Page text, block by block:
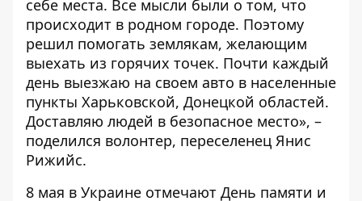
себе места. Все мысли были о том, что
происходит в родном городе. Поэтому
решил помогать землякам, желающим
выехать из горячих точек. Почти каждый
день выезжаю на своем авто в населенные
пункты Харьковской, Донецкой областей.
Доставляю людей в безопасное место», –
поделился волонтер, переселенец Янис
Рижийс.
8 мая в Украине отмечают День памяти и